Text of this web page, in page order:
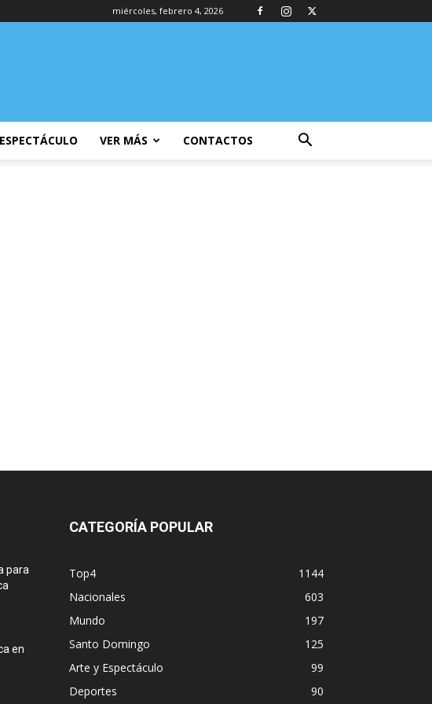
miércoles, febrero 4, 2026
VER MÁS CONTACTOS
para
en
CATEGORÍA POPULAR
Top4
1144
Nacionales
603
Mundo
197
Santo Domingo
125
Arte y Espectáculo
99
Deportes
90